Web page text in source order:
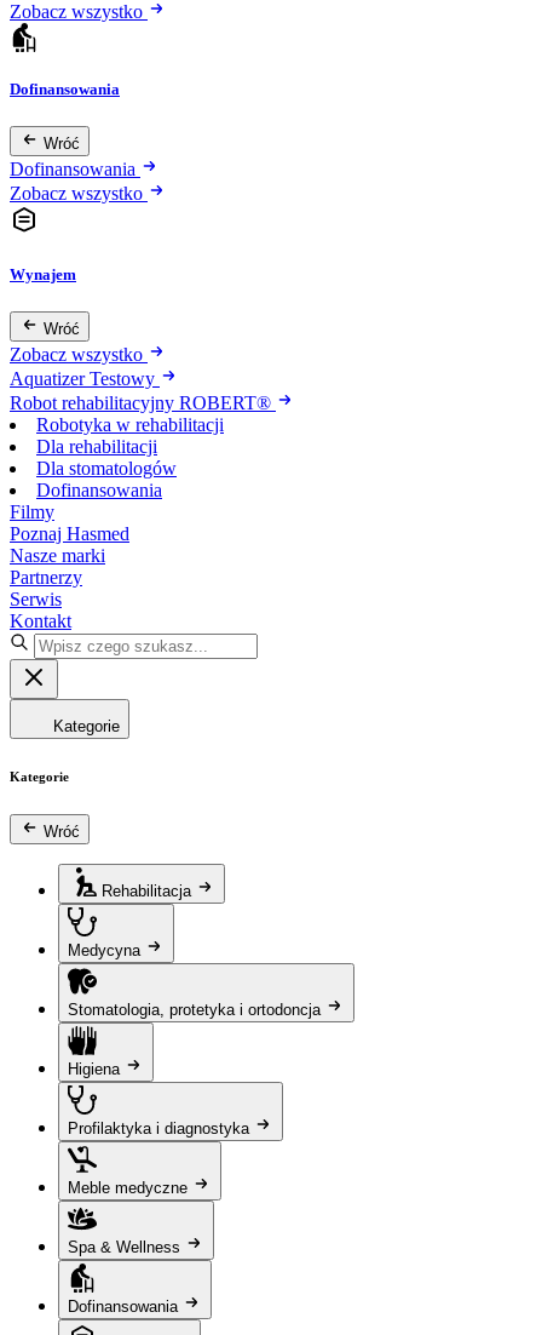
Zobacz wszystko
Dofinansowania
Wróć
Dofinansowania
Zobacz wszystko
Wynajem
Wróć
Zobacz wszystko
Aquatizer Testowy
Robot rehabilitacyjny ROBERT®
Robotyka w rehabilitacji
Dla rehabilitacji
Dla stomatologów
Dofinansowania
Filmy
Poznaj Hasmed
Nasze marki
Partnerzy
Serwis
Kontakt
Kategorie
Kategorie
Wróć
Rehabilitacja
Medycyna
Stomatologia, protetyka i ortodoncja
Higiena
Profilaktyka i diagnostyka
Meble medyczne
Spa & Wellness
Dofinansowania